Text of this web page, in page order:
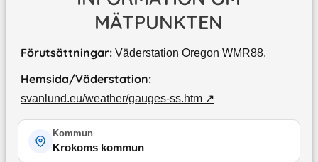
MÄTPUNKTEN
Förutsättningar: Väderstation Oregon WMR88.
Hemsida/Väderstation:
svanlund.eu/weather/gauges-ss.htm↗
Kommun
Krokoms kommun